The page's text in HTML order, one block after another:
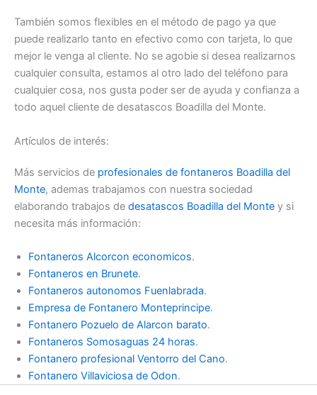
También somos flexibles en el método de pago ya que
puede realizarlo tanto en efectivo como con tarjeta, lo que
mejor le venga al cliente. No se agobie si desea realizarnos
cualquier consulta, estamos al otro lado del teléfono para
cualquier cosa, nos gusta poder ser de ayuda y confianza a
todo aquel cliente de desatascos Boadilla del Monte.
Artículos de interés:
Más servicios de profesionales de fontaneros Boadilla del
Monte, ademas trabajamos con nuestra sociedad
elaborando trabajos de desatascos Boadilla del Monte y si
necesita más información:
Fontaneros Alcorcon economicos.
Fontaneros en Brunete.
Fontaneros autonomos Fuenlabrada.
Empresa de Fontanero Monteprincipe.
Fontanero Pozuelo de Alarcon barato.
Fontaneros Somosaguas 24 horas.
Fontanero profesional Ventorro del Cano.
Fontanero Villaviciosa de Odon.